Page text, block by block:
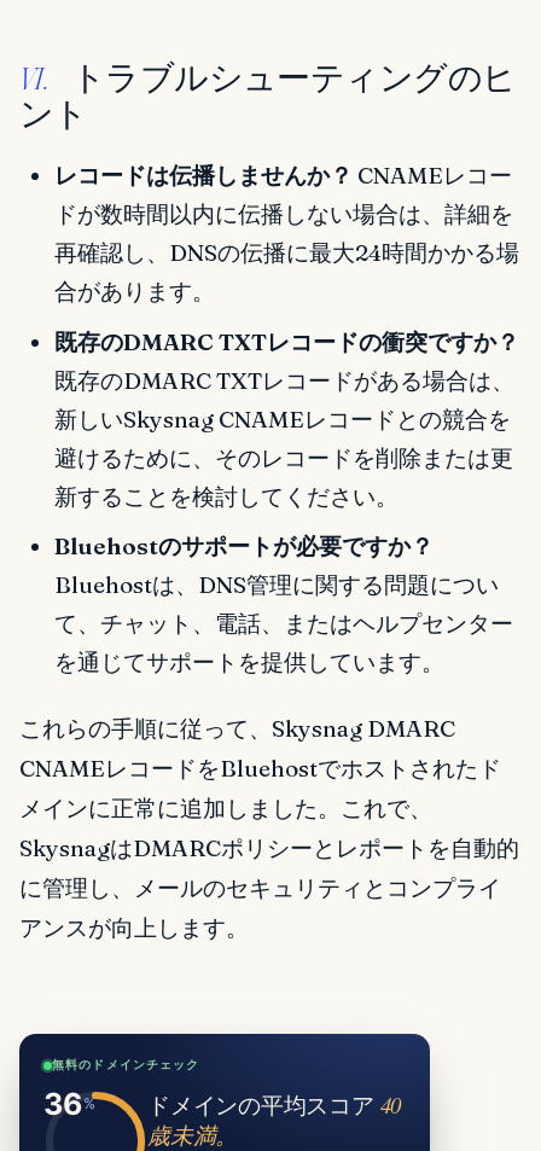
VI.
トラブルシューティングのヒ
ント
レコードは伝播しませんか？ CNAMEレコー
ドが数時間以内に伝播しない場合は、詳細を
再確認し、DNSの伝播に最大24時間かかる場
合があります。
既存のDMARC TXTレコードの衝突ですか？
既存のDMARC TXTレコードがある場合は、
新しいSkysnag CNAMEレコードとの競合を
避けるために、そのレコードを削除または更
新することを検討してください。
Bluehostのサポートが必要ですか？
Bluehostは、DNS管理に関する問題につい
て、チャット、電話、またはヘルプセンター
を通じてサポートを提供しています。
これらの手順に従って、Skysnag DMARC
CNAMEレコードをBluehostでホストされたド
メインに正常に追加しました。これで、
SkysnagはDMARCポリシーとレポートを自動的
に管理し、メールのセキュリティとコンプライ
アンスが向上します。
無料のドメインチェック
ドメインの平均スコア 40
歳未満。